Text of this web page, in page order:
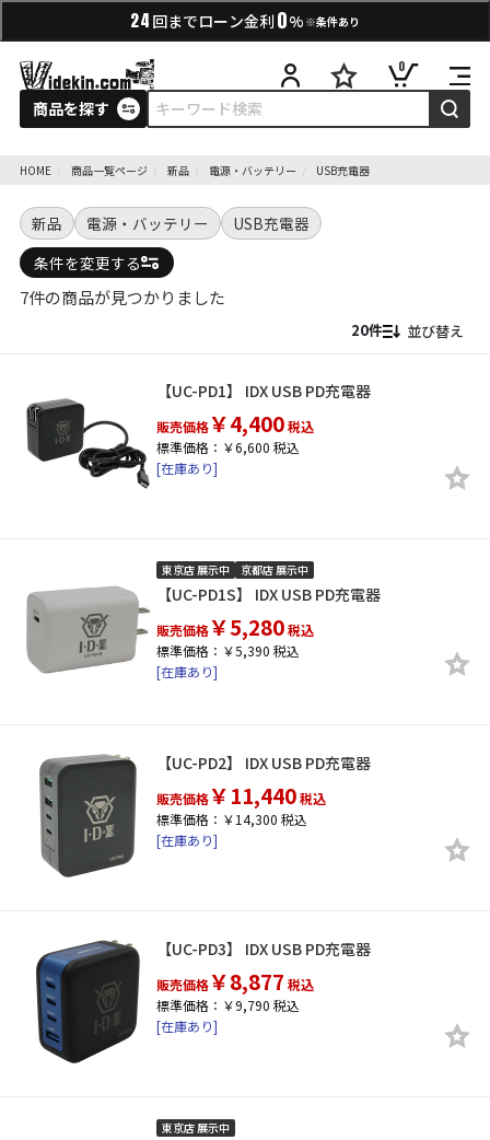
24 回までローン金利 0% ※条件あり
商品を探す
0
HOME 商品一覧ページ 新品 電源・バッテリー USB充電器
新品 電源・バッテリー
USB充電器
条件を変更する
7件の商品が見つかりました
並び替え
【UC-PD1】 IDX USB PD充電器
販売価格￥4,400税込
標準価格：￥6,600 税込
[在庫あり]
東京店 展示中 京都店 展示中
【UC-PD1S】 IDX USB PD充電器
販売価格￥5,280税込
標準価格：￥5,390 税込
[在庫あり]
【UC-PD2】 IDX USB PD充電器
販売価格￥11,440税込
標準価格：￥14,300 税込
[在庫あり]
【UC-PD3】 IDX USB PD充電器
販売価格￥8,877 税込
標準価格：￥9,790 税込
[在庫あり]
東京店 展示中